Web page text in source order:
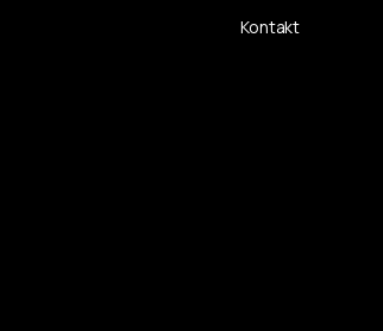
Kontakt